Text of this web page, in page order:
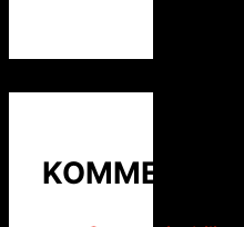
KOMMENTARE